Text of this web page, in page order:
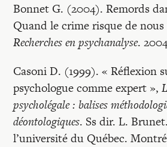
Bonnet G. (2004). Remords
Quand le crime risque de nous
Recherches en psychanalyse.
Casoni D. (1999). « Réflexion
psychologue comme expert »,
psycholégale : balises
déontologiques. Ss dir. L.
l’université du Québec.